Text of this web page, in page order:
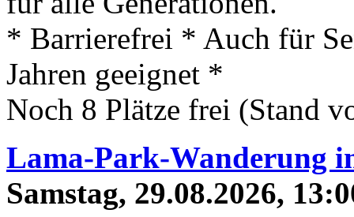
* Barrierefrei * Auch für
Jahren geeignet *
Noch 8 Plätze frei (Stand
Lama-Park-Wanderung
Samstag, 29.08.2026,